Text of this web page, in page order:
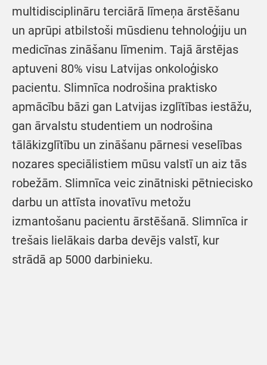
multidisciplināru terciārā līmeņa ārstēšanu
un aprūpi atbilstoši mūsdienu tehnoloģiju un
medicīnas zināšanu līmenim. Tajā ārstējas
aptuveni 80% visu Latvijas onkoloģisko
pacientu. Slimnīca nodrošina praktisko
apmācību bāzi gan Latvijas izglītības iestāžu,
gan ārvalstu studentiem un nodrošina
tālākizglītību un zināšanu pārnesi veselības
nozares speciālistiem mūsu valstī un aiz tās
robežām. Slimnīca veic zinātniski pētniecisko
darbu un attīsta inovatīvu metožu
izmantošanu pacientu ārstēšanā. Slimnīca ir
trešais lielākais darba devējs valstī, kur
strādā ap 5000 darbinieku.